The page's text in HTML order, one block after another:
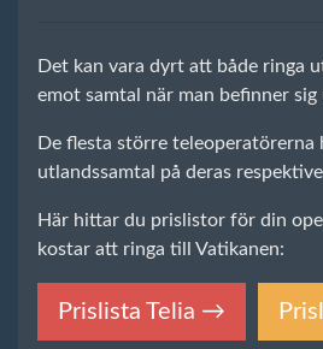
Det kan vara dyrt att både ringa
emot samtal när man befinner sig
De flesta större teleoperatörerna
utlandssamtal på deras
Här hittar du prislistor för din
kostar att ringa till Vatikanen:
Prislista Telia →